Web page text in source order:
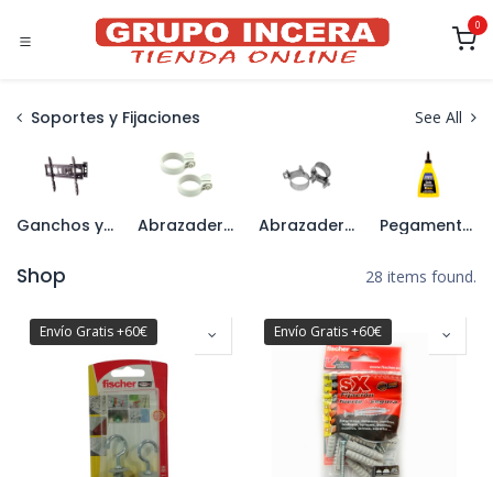
0
Soportes y Fijaciones See All
Ganchos y Soportes Abrazaderas Plásticas Abrazaderas Metálicas Pegamentos y Espumas
Shop 28 items found.
Envío Gratis +60€ Envío Gratis +60€